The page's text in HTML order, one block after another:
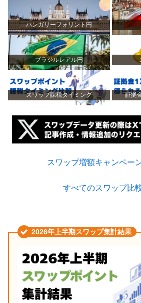
ハンガリーフォリント円
ブラジルレアル円
スワップ課税タイミング 証拠
スワップ増額キャンペー
すべてのスワップ比
2026年上半期スワップ集計結果